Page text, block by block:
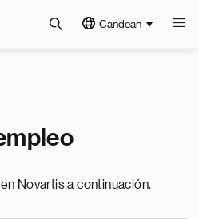
Candean
Novartis a continuación.